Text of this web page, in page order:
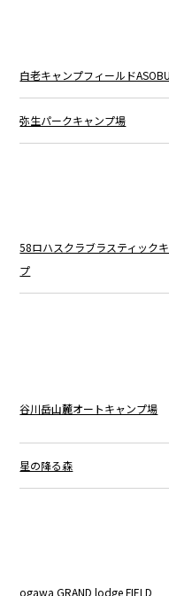
白老キャンプフィールド
弥生パークキャンプ場
58ロハスクラブラスティック
プ
谷川岳山麓オートキャンプ場
星の降る森
ogawa GRAND lodge FIELD